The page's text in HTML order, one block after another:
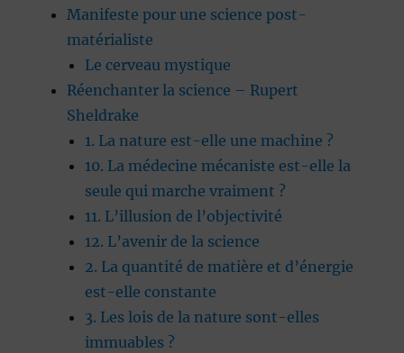
Manifeste pour une science post-
matérialiste
Le cerveau mystique
Réenchanter la science – Rupert
Sheldrake
1. La nature est-elle une machine ?
10. La médecine mécaniste est-elle la
seule qui marche vraiment ?
11. L’illusion de l’objectivité
12. L’avenir de la science
2. La quantité de matière et d’énergie
est-elle constante
3. Les lois de la nature sont-elles
immuables ?